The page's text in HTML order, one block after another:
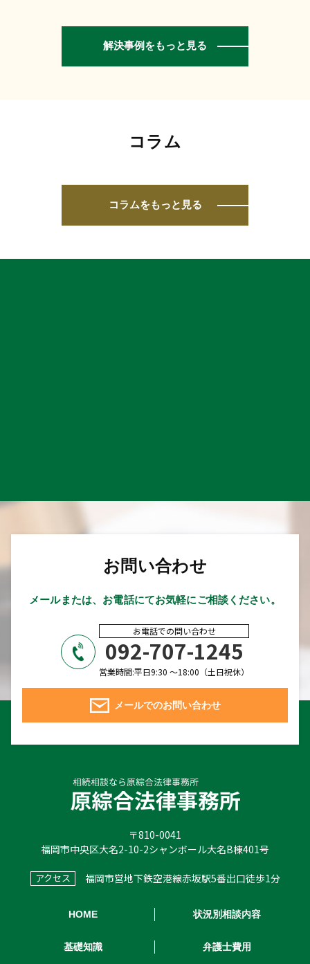
解決事例をもっと見る
コラム
コラムをもっと見る
お問い合わせ
メールまたは、お電話にてお気軽にご相談ください。
お電話での問い合わせ
092-707-1245
営業時間:平日9:30 ～18:00（土日祝休）
メールでのお問い合わせ
〒810-0041
福岡市中央区大名2-10-2シャンボール大名B棟401号
アクセス 福岡市営地下鉄空港線赤坂駅5番出口徒歩1分
HOME 状況別相談内容
基礎知識 弁護士費用